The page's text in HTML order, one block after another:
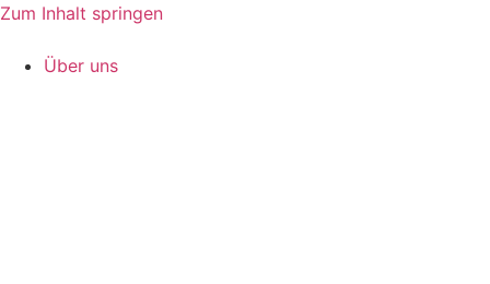
Zum Inhalt springen
Über uns